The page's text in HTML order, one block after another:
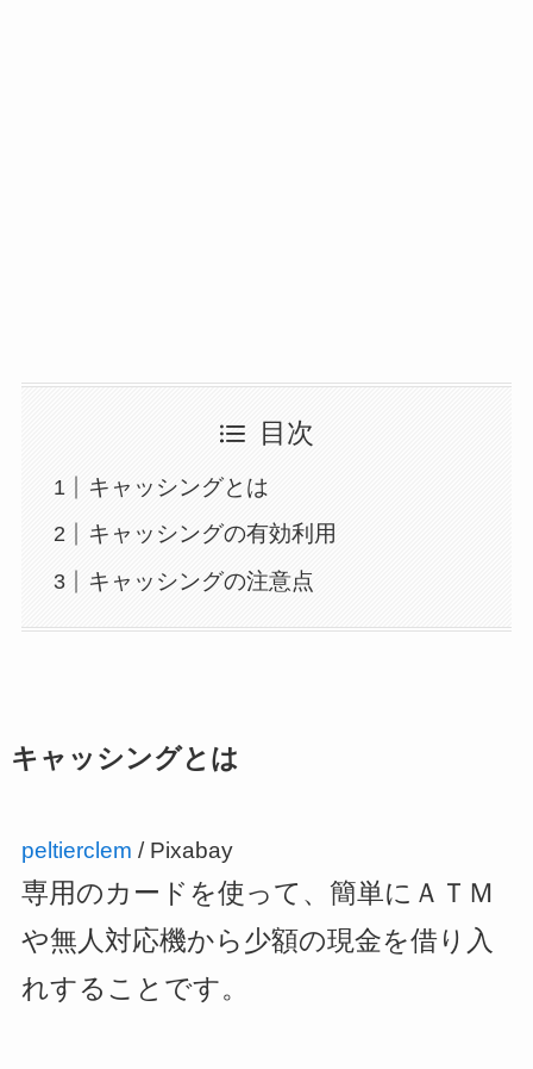
目次
キャッシングとは
キャッシングの有効利用
キャッシングの注意点
キャッシングとは
peltierclem / Pixabay
専用のカードを使って、簡単にＡＴＭ
や無人対応機から少額の現金を借り入
れすることです。